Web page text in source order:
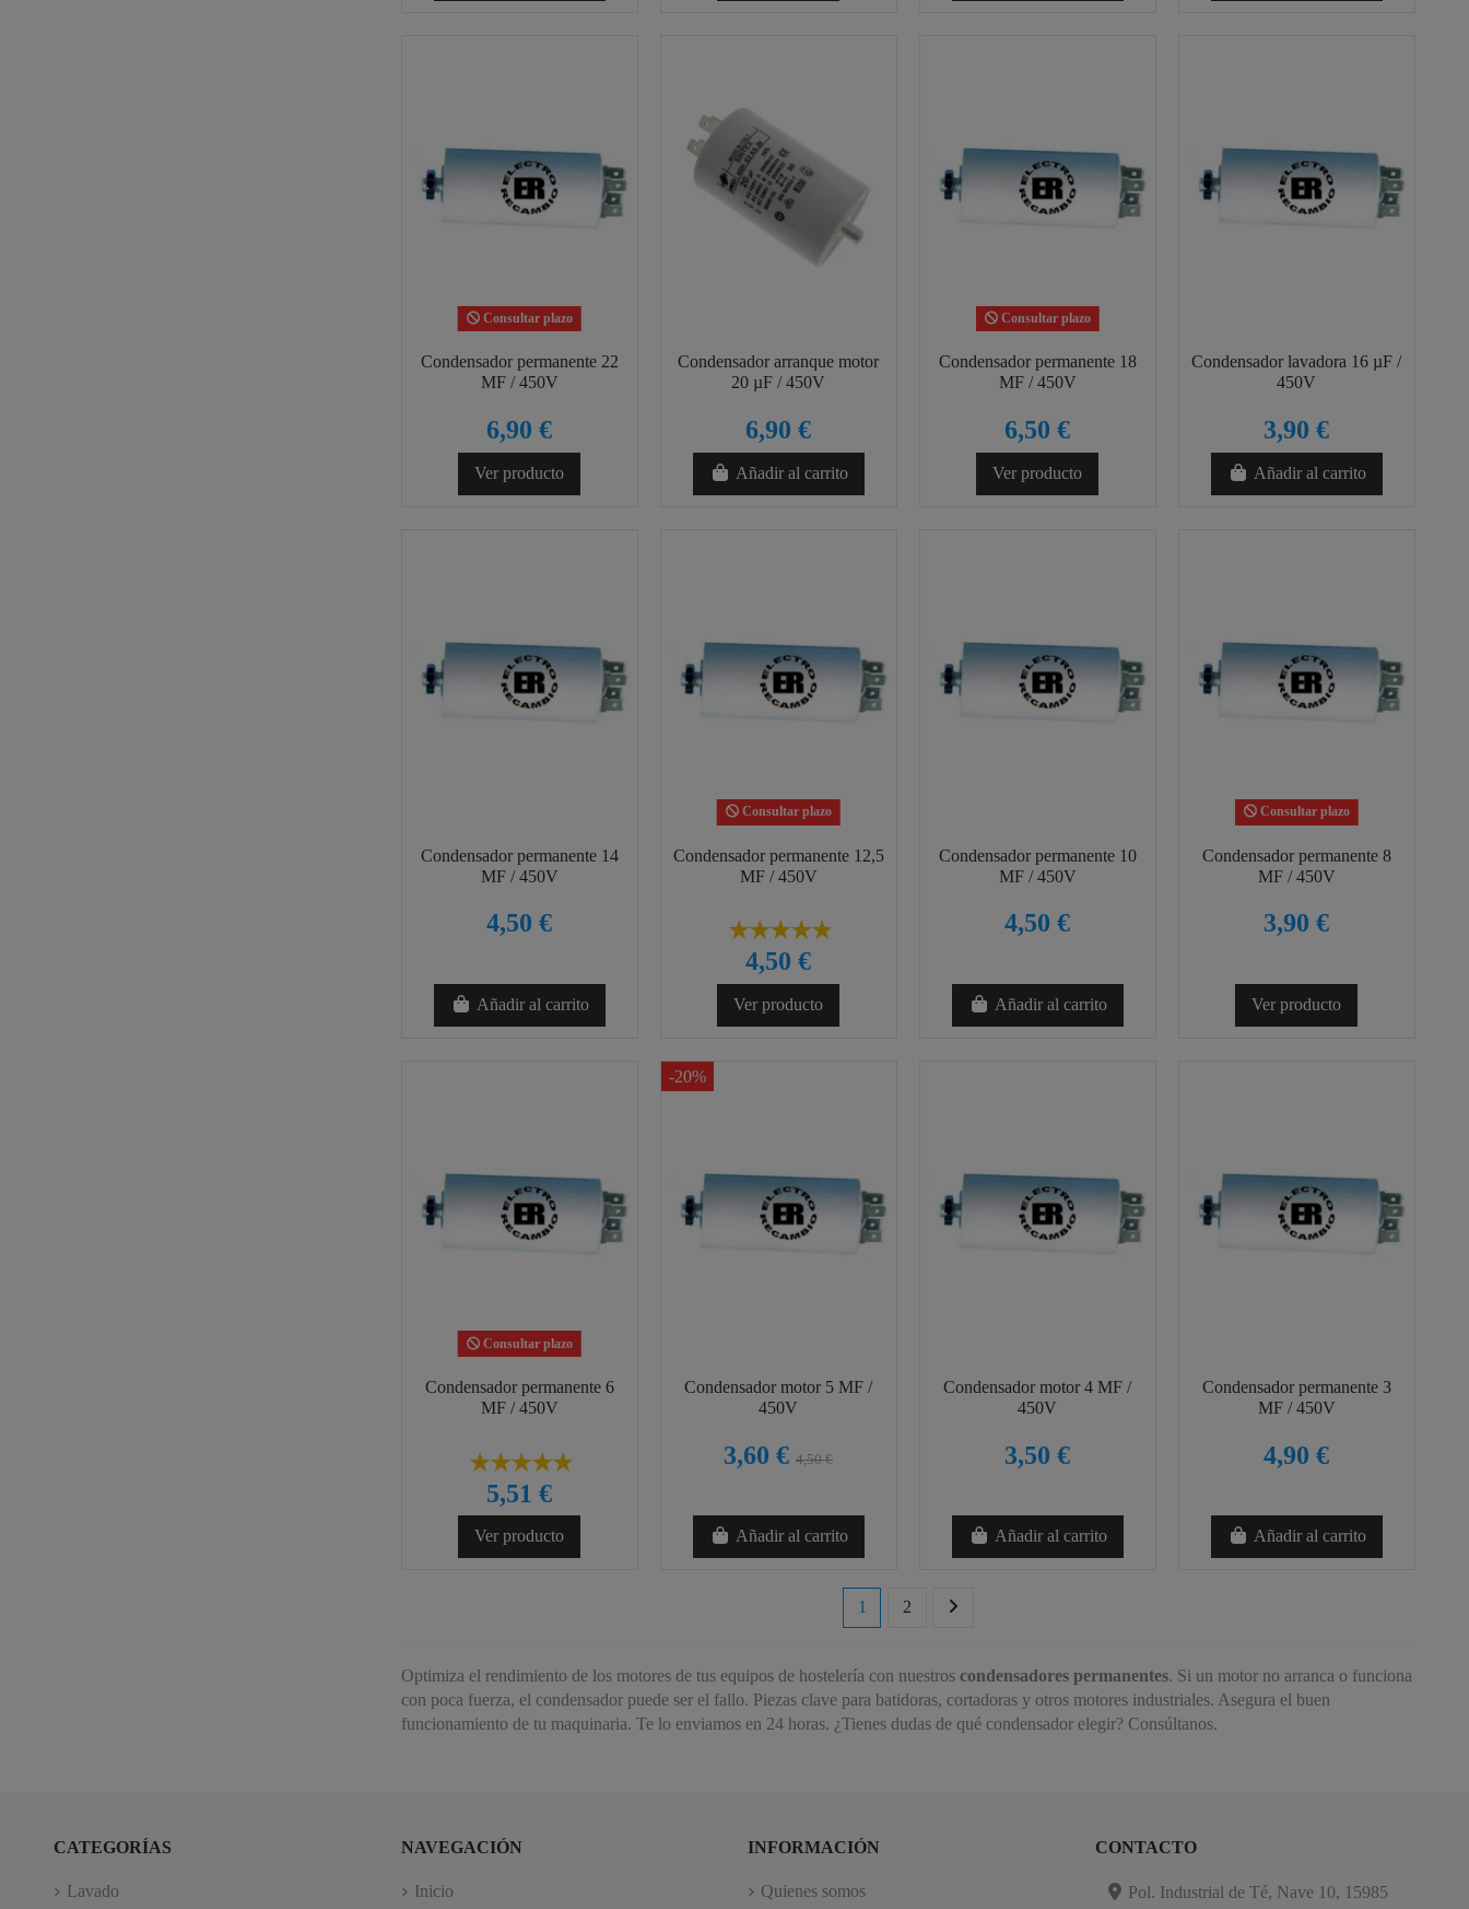
Consultar plazo
Condensador permanente 22
MF / 450V
6,90 €
Ver producto
Condensador arranque motor
20 µF / 450V
6,90 €
Añadir al carrito
Consultar plazo
Condensador permanente 18
MF / 450V
6,50 €
Ver producto
Condensador lavadora 16 µF /
450V
3,90 €
Añadir al carrito
Condensador permanente 14
MF / 450V
4,50 €
Añadir al carrito
Consultar plazo
Condensador permanente 12,5
MF / 450V
4,50 €
Ver producto
Condensador permanente 10
MF / 450V
4,50 €
Añadir al carrito
Consultar plazo
Condensador permanente 8
MF / 450V
3,90 €
Ver producto
Consultar plazo
Condensador permanente 6
MF / 450V
5,51 €
Ver producto
-20%
Condensador motor 5 MF /
450V
3,60 €4,50 €
Añadir al carrito
Condensador motor 4 MF /
450V
3,50 €
Añadir al carrito
Condensador permanente 3
MF / 450V
4,90 €
Añadir al carrito
1 2
Optimiza el rendimiento de los motores de tus equipos de hostelería con nuestros condensadores permanentes. Si un motor no arranca o funciona
con poca fuerza, el condensador puede ser el fallo. Piezas clave para batidoras, cortadoras y otros motores industriales. Asegura el buen
funcionamiento de tu maquinaria. Te lo enviamos en 24 horas. ¿Tienes dudas de qué condensador elegir? Consúltanos.
CATEGORÍAS
Lavado
NAVEGACIÓN
Inicio
INFORMACIÓN
Quienes somos
CONTACTO
Pol. Industrial de Té, Nave 10, 15985